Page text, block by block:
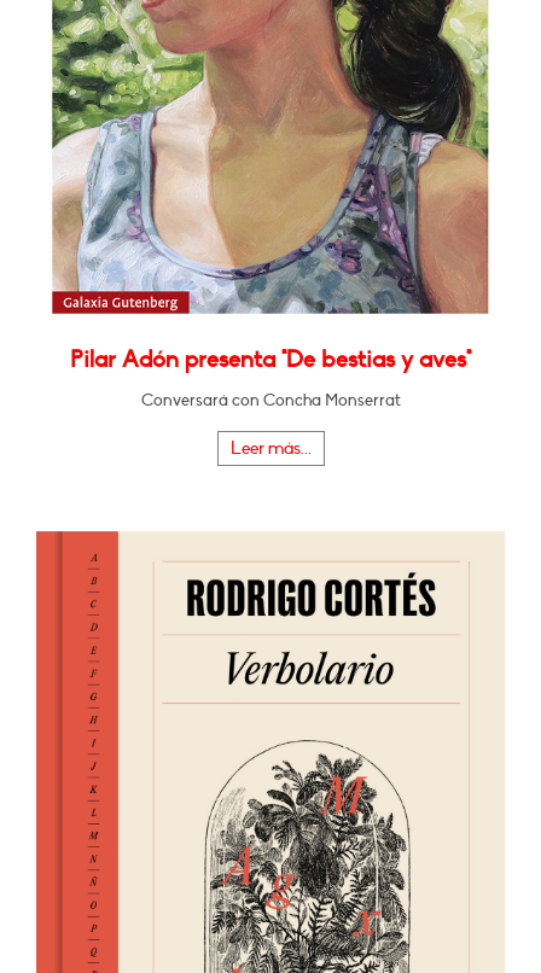
Pilar Adón presenta "De bestias y aves"
Conversará con Concha Monserrat
Leer más...